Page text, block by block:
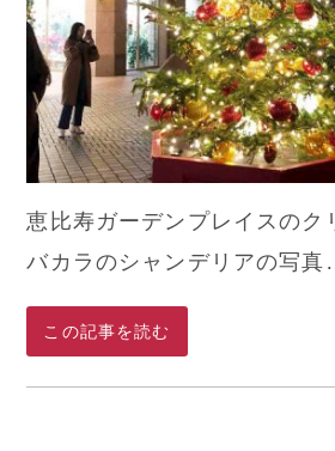
恵比寿ガーデンプレイスのク
バカラのシャンデリアの写
この記事を読む